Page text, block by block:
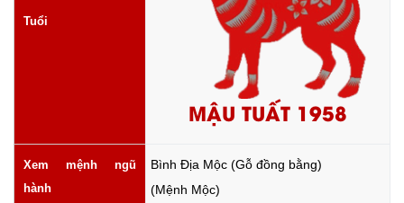
Tuổi
MẬU TUẤT 1958
Xem mệnh ngũ
hành
Bình Địa Mộc (Gỗ đồng bằng)
(Mệnh Mộc)